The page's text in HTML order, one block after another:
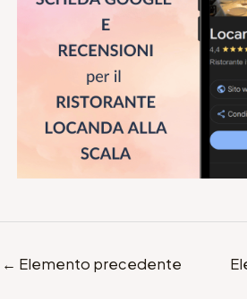
← Elemento precedente